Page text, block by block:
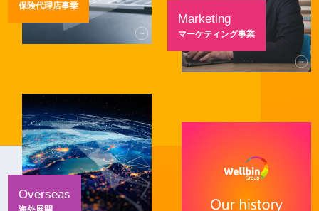
保険代理店事業
Marketing
マーケティング事業
Overseas